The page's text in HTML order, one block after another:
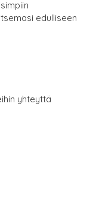
edulliseen
yhteyttä